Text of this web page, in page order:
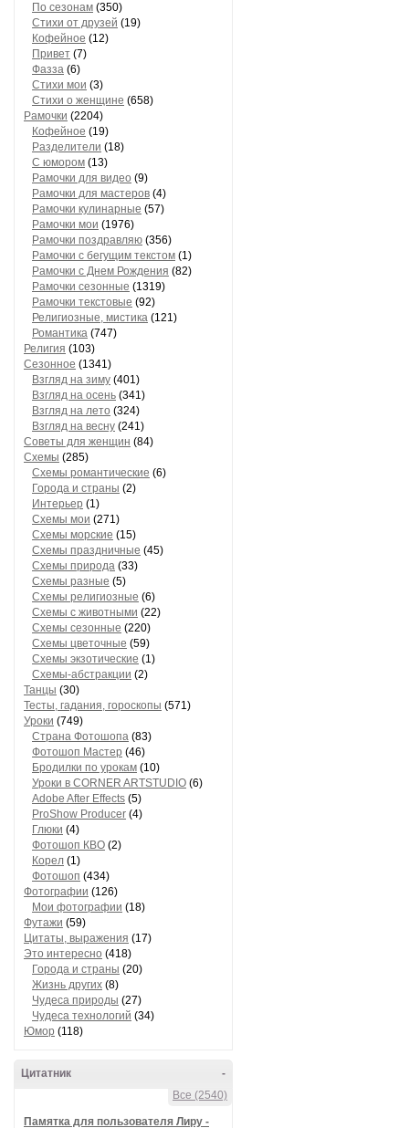
По сезонам (350)
Стихи от друзей (19)
Кофейное (12)
Привет (7)
Фазза (6)
Стихи мои (3)
Стихи о женщине (658)
Рамочки (2204)
Кофейное (19)
Разделители (18)
С юмором (13)
Рамочки для видео (9)
Рамочки для мастеров (4)
Рамочки кулинарные (57)
Рамочки мои (1976)
Рамочки поздравляю (356)
Рамочки с бегущим текстом (1)
Рамочки с Днем Рождения (82)
Рамочки сезонные (1319)
Рамочки текстовые (92)
Религиозные, мистика (121)
Романтика (747)
Религия (103)
Сезонное (1341)
Взгляд на зиму (401)
Взгляд на осень (341)
Взгляд на лето (324)
Взгляд на весну (241)
Советы для женщин (84)
Схемы (285)
Схемы романтические (6)
Города и страны (2)
Интерьер (1)
Схемы мои (271)
Схемы морские (15)
Схемы праздничные (45)
Схемы природа (33)
Схемы разные (5)
Схемы религиозные (6)
Схемы с животными (22)
Схемы сезонные (220)
Схемы цветочные (59)
Схемы экзотические (1)
Схемы-абстракции (2)
Танцы (30)
Тесты, гадания, гороскопы (571)
Уроки (749)
Страна Фотошопа (83)
Фотошоп Мастер (46)
Бродилки по урокам (10)
Уроки в CORNER ARTSTUDIO (6)
Adobe After Effects (5)
ProShow Producer (4)
Глюки (4)
Фотошоп КВО (2)
Корел (1)
Фотошоп (434)
Фотографии (126)
Мои фотографии (18)
Футажи (59)
Цитаты, выражения (17)
Это интересно (418)
Города и страны (20)
Жизнь других (8)
Чудеса природы (27)
Чудеса технологий (34)
Юмор (118)
-
Цитатник
Все (2540)
Памятка для пользователя Лиру -